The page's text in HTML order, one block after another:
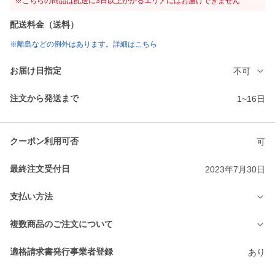
配送料金（送料）
※離島などの例外はあります。詳細はこちら
お届け日指定 不可
注文から発送まで 1~16日
クーポン利用可否 可
最終注文受付日 2023年7月30日
支払い方法
複数商品のご注文について
適格請求書発行事業者登録 あり